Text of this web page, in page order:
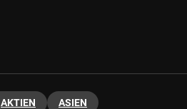
AKTIEN ASIEN